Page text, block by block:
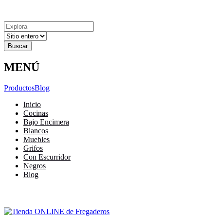
Resultados
para
MENÚ
ProductosBlog
Inicio
Cocinas
Bajo Encimera
Blancos
Muebles
Grifos
Con Escurridor
Negros
Blog